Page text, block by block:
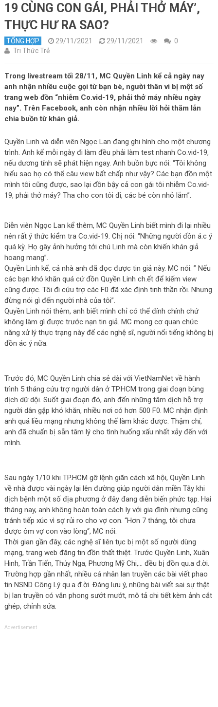
19 CÙNG CON GÁI, PHẢI THỞ MÁY’,
THỰC HƯ RA SAO?
TỔNG HỢP 29/11/2021 29/11/2021
0
Tri Thức Trẻ
Trong livestream tối 28/11, MC Quyền Linh kể cả ngày nay
anh nhận nhiều cuộc gọi từ bạn bè, người thân vì bị một số
trang web đồn “nhiễm Co.vid-19, phải thở máy nhiều ngày
nay”. Trên Facebook, anh còn nhận nhiều lời hỏi thăm lẫn
chia buồn từ khán giả.
Quyền Linh và diễn viên Ngọc Lan đang ghi hình cho một chương
trình. Anh kể mỗi ngày đi làm đều phải làm test nhanh Co.vid-19,
nếu dương tính sẽ phát hiện ngay. Anh buồn bực nói: “Tôi không
hiểu sao họ có thể câu view bất chấp như vậy? Các bạn đồn một
mình tôi cũng được, sao lại đồn bậy cả con gái tôi nhiễm Co.vid-
19, phải thở máy? Tha cho con tôi đi, các bé còn nhỏ lắm”.
Diễn viên Ngọc Lan kể thêm, MC Quyền Linh biết mình đi lại nhiều
nên rất ý thức kiểm tra Co.vid-19. Chị nói: “Những người đồn á.c ý
quá kỳ. Họ gây ảnh hưởng tới chú Linh mà còn khiến khán giả
hoang mang”.
Quyền Linh kể, cả nhà anh đã đọc được tin giả này. MC nói: ” Nếu
các bạn khó khăn quá cứ đồn Quyền Linh ch.ết để kiếm view
cũng được. Tôi đi cứu trợ các F0 đã xác định tinh thần rồi. Nhưng
đừng nói gì đến người nhà của tôi”.
Quyền Linh nói thêm, anh biết mình chỉ có thể đính chính chứ
không làm gì được trước nạn tin giả. MC mong cơ quan chức
năng xử lý thực trạng này để các nghệ sĩ, người nổi tiếng không bị
đồn ác ý nữa.
Trước đó, MC Quyền Linh chia sẻ dài với VietNamNet về hành
trình 5 tháng cứu trợ người dân ở TP.HCM trong giai đoạn bùng
dịch dữ dội. Suốt giai đoạn đó, anh đến những tâm dịch hỗ trợ
người dân gặp khó khăn, nhiều nơi có hơn 500 F0. MC nhận định
anh quá liều mạng nhưng không thể làm khác được. Thậm chí,
anh đã chuẩn bị sẵn tâm lý cho tình huống xấu nhất xảy đến với
mình.
Sau ngày 1/10 khi TP.HCM gỡ lệnh giãn cách xã hội, Quyền Linh
về nhà được vài ngày lại lên đường giúp người dân miền Tây khi
dịch bệnh một số địa phương ở đây đang diễn biến phức tạp. Hai
tháng nay, anh không hoàn toàn cách ly với gia đình nhưng cũng
tránh tiếp xúc vì sợ rủi ro cho vợ con. “Hơn 7 tháng, tôi chưa
được ôm vợ con vào lòng“, MC nói.
Thời gian gần đây, các nghệ sĩ liên tục bị một số người dùng
mạng, trang web đăng tin đồn thất thiệt. Trước Quyền Linh, Xuân
Hinh, Trần Tiến, Thúy Nga, Phương Mỹ Chi,… đều bị đồn qu.a đ.ời.
Trường hợp gần nhất, nhiều cá nhân lan truyền các bài viết phao
tin NSND Công Lý qu.a đ.ời. Đáng lưu ý, những bài viết sai sự thật
bị lan truyền có văn phong sướt mướt, mô tả chi tiết kèm ảnh cắt
ghép, chỉnh sửa.
Advertisement